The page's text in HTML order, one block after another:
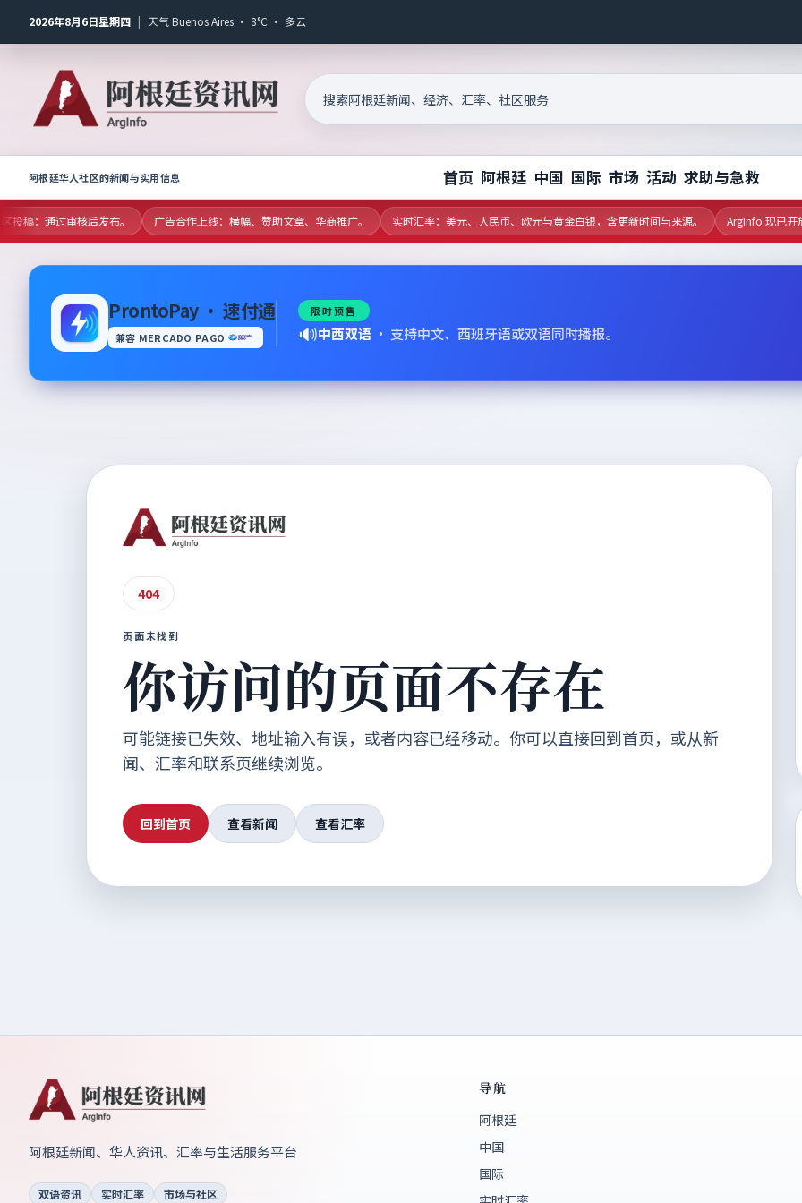
2026年8月6日星期四 | 天气 Buenos Aires · 8°C · 多云
阿根廷华人社区的新闻与实用信息 首页 阿根廷 中国 国际 市场 活动 求助与急救
稿：通过审核后发布。 广告合作上线：横幅、赞助文章、华商推广。 实时汇率：美元、人民币、欧元与黄金白银，含更新时间与来源。 ArgInfo 现已开放
ProntoPay · 速付通
兼容 MERCADO PAGO
限时预售
🔊中西双语 · 支持中文、西班牙语或双语同时播报。
404
页面未找到
你访问的页面不存在
可能链接已失效、地址输入有误，或者内容已经移动。你可以直接回到首页，或从新
闻、汇率和联系页继续浏览。
回到首页 查看新闻 查看汇率
阿根廷新闻、华人资讯、汇率与生活服务平台
双语资讯 实时汇率 市场与社区
导航
阿根廷
中国
国际